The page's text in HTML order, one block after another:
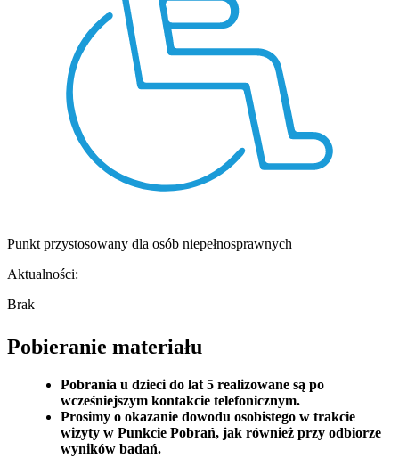
Punkt przystosowany dla osób niepełnosprawnych
Aktualności:
Brak
Pobieranie materiału
Pobrania u dzieci do lat 5 realizowane są po
wcześniejszym kontakcie telefonicznym.
Prosimy o okazanie dowodu osobistego w trakcie
wizyty w Punkcie Pobrań, jak również przy odbiorze
wyników badań.